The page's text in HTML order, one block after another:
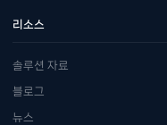
리소스
솔루션 자료
블로그
뉴스